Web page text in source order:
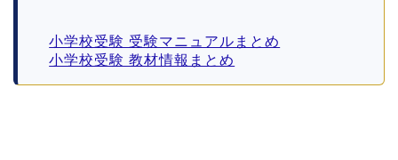
小学校受験 受験マニュアルまとめ
小学校受験 教材情報まとめ